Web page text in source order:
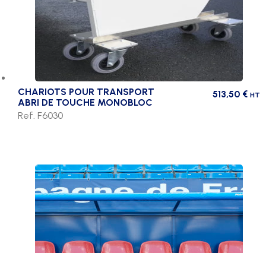
CHARIOTS POUR TRANSPORT
ABRI DE TOUCHE MONOBLOC
513,50 € HT
Ref. F6030